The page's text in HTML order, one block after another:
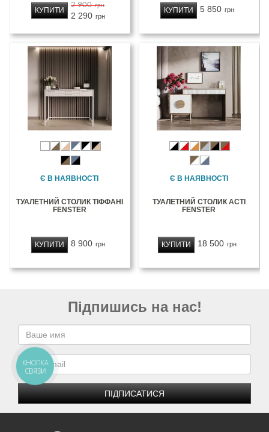
2 900 грн
2 290 грн
КУПИТИ 5 850 грн
КУПИТИ
Є В НАЯВНОСТІ
ТУАЛЕТНИЙ СТОЛИК ТІФФАНІ
FENSTER
8 900 грн
КУПИТИ
Є В НАЯВНОСТІ
ТУАЛЕТНИЙ СТОЛИК АСТІ
FENSTER
18 500 грн
КУПИТИ
Підпишись на нас!
ПІДПИСАТИСЯ
КНОПКА
СВЯЗИ